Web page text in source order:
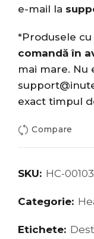
e-mail la
*Produsele cu
comandă în
mai mare. Nu
exact timpul
Compare
SKU: HC-00103
Categorie:
Etichete: